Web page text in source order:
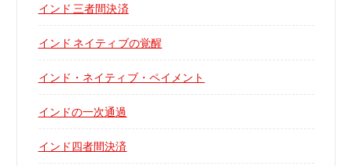
インド 三者間決済
インド ネイティブの覚醒
インド・ネイティブ・ペイメント
インドの一次通過
インド四者間決済